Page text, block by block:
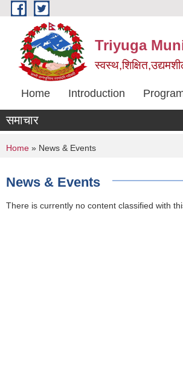
Skip to main content
Triyuga
Home Introduction
समाचार
You are here
Home » News & Events
News & Events
There is currently no content classified with